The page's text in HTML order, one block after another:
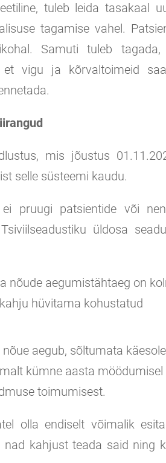
tuleb leida tasakaal
tagamise vahel.
Samuti tuleb
et vigu ja kõrvaltoimeid
mis jõustus
selle süsteemi kaudu.
pruugi patsientide või
üldosa
nõude aegumistähtaeg on
hüvitama kohustatud
aegub, sõltumata
kümne aasta möödumisel
toimumisest.
olla endiselt võimalik
kahjust teada said ning